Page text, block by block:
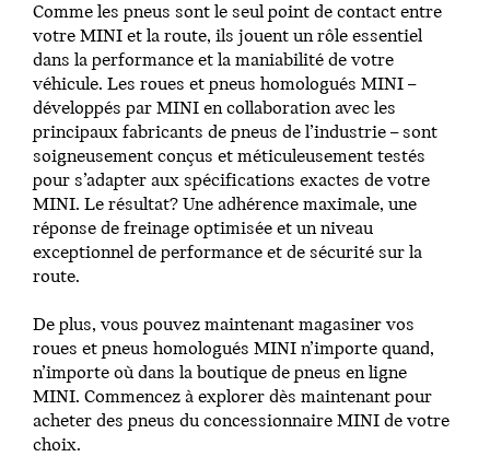
Comme les pneus sont le seul point de contact entre
votre MINI et la route, ils jouent un rôle essentiel
dans la performance et la maniabilité de votre
véhicule. Les roues et pneus homologués MINI –
développés par MINI en collaboration avec les
principaux fabricants de pneus de l’industrie – sont
soigneusement conçus et méticuleusement testés
pour s’adapter aux spécifications exactes de votre
MINI. Le résultat? Une adhérence maximale, une
réponse de freinage optimisée et un niveau
exceptionnel de performance et de sécurité sur la
route.
De plus, vous pouvez maintenant magasiner vos
roues et pneus homologués MINI n’importe quand,
n’importe où dans la boutique de pneus en ligne
MINI. Commencez à explorer dès maintenant pour
acheter des pneus du concessionnaire MINI de votre
choix.